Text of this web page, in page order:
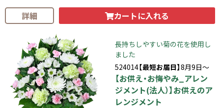
詳細 カートに入れる
長持ちしやすい菊の花を使用し
ました
524014【最短お届日】8月9日～
【お供え・お悔やみ_アレン
ジメント(法人）】お供えのア
レンジメント